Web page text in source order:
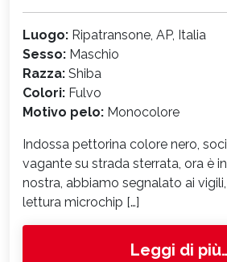
Luogo: Ripatransone, AP, Italia
Sesso: Maschio
Razza: Shiba
Colori: Fulvo
Motivo pelo: Monocolore
Indossa pettorina colore nero,
vagante su strada sterrata, ora è
nostra, abbiamo segnalato ai
lettura microchip […]
Leggi di